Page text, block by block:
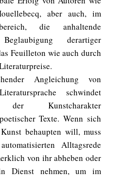
aber auch, im
die anhaltende
derartiger
Feuilleton wie auch durch
Angleichung von
schwindet
der Kunstcharakter
Texte. Wenn sich
behaupten will, muss
Alltagsrede
von ihr abheben oder
Dienst nehmen, um im